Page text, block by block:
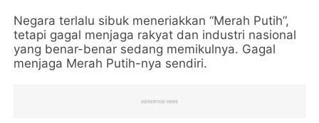
Negara terlalu sibuk meneriakkan “Merah Putih”,
tetapi gagal menjaga rakyat dan industri nasional
yang benar-benar sedang memikulnya. Gagal
menjaga Merah Putih-nya sendiri.